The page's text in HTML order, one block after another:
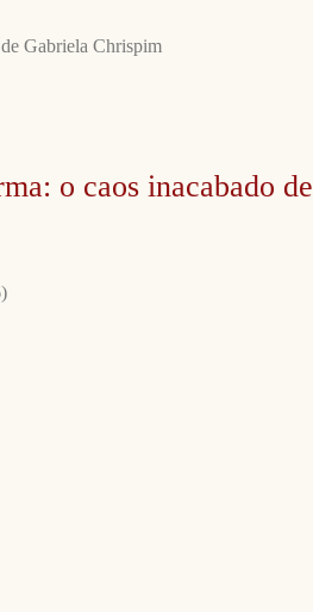
Gabriela Chrispim
o caos inacabado de